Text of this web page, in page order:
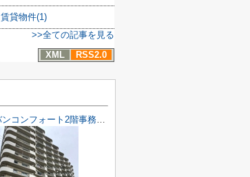
賃貸物件(1)
>>全ての記事を見る
XML
RSS2.0
尼崎アーバンコンフォート2階事務所 オーナーチェンジ物件